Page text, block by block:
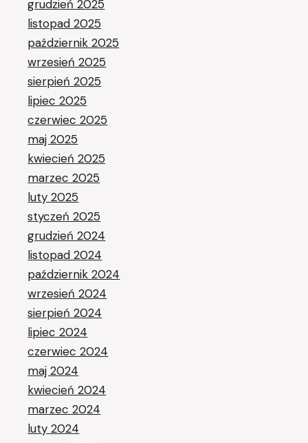
grudzień 2025
listopad 2025
październik 2025
wrzesień 2025
sierpień 2025
lipiec 2025
czerwiec 2025
maj 2025
kwiecień 2025
marzec 2025
luty 2025
styczeń 2025
grudzień 2024
listopad 2024
październik 2024
wrzesień 2024
sierpień 2024
lipiec 2024
czerwiec 2024
maj 2024
kwiecień 2024
marzec 2024
luty 2024